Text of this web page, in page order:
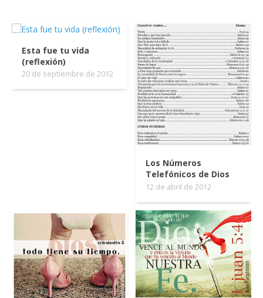
Esta fue tu vida
(reflexión)
20 de septiembre de 2012
Los Números
Telefónicos de Dios
12 de abril de 2012